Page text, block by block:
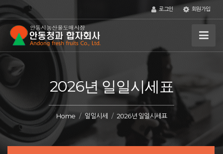
로그인 회원가입
2026년 일일시세표
Home 일일시세 2026년 일일시세표